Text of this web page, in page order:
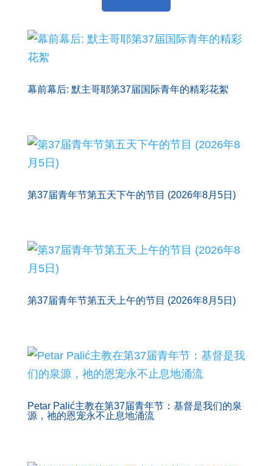
幕前幕后: 默主哥耶第37届国际青年的精彩花絮
第37届青年节第五天下午的节目 (2026年8月5日)
第37届青年节第五天上午的节目 (2026年8月5日)
Petar Palić主教在第37届青年节：基督是我们的泉
源，祂的恩宠永不止息地涌流